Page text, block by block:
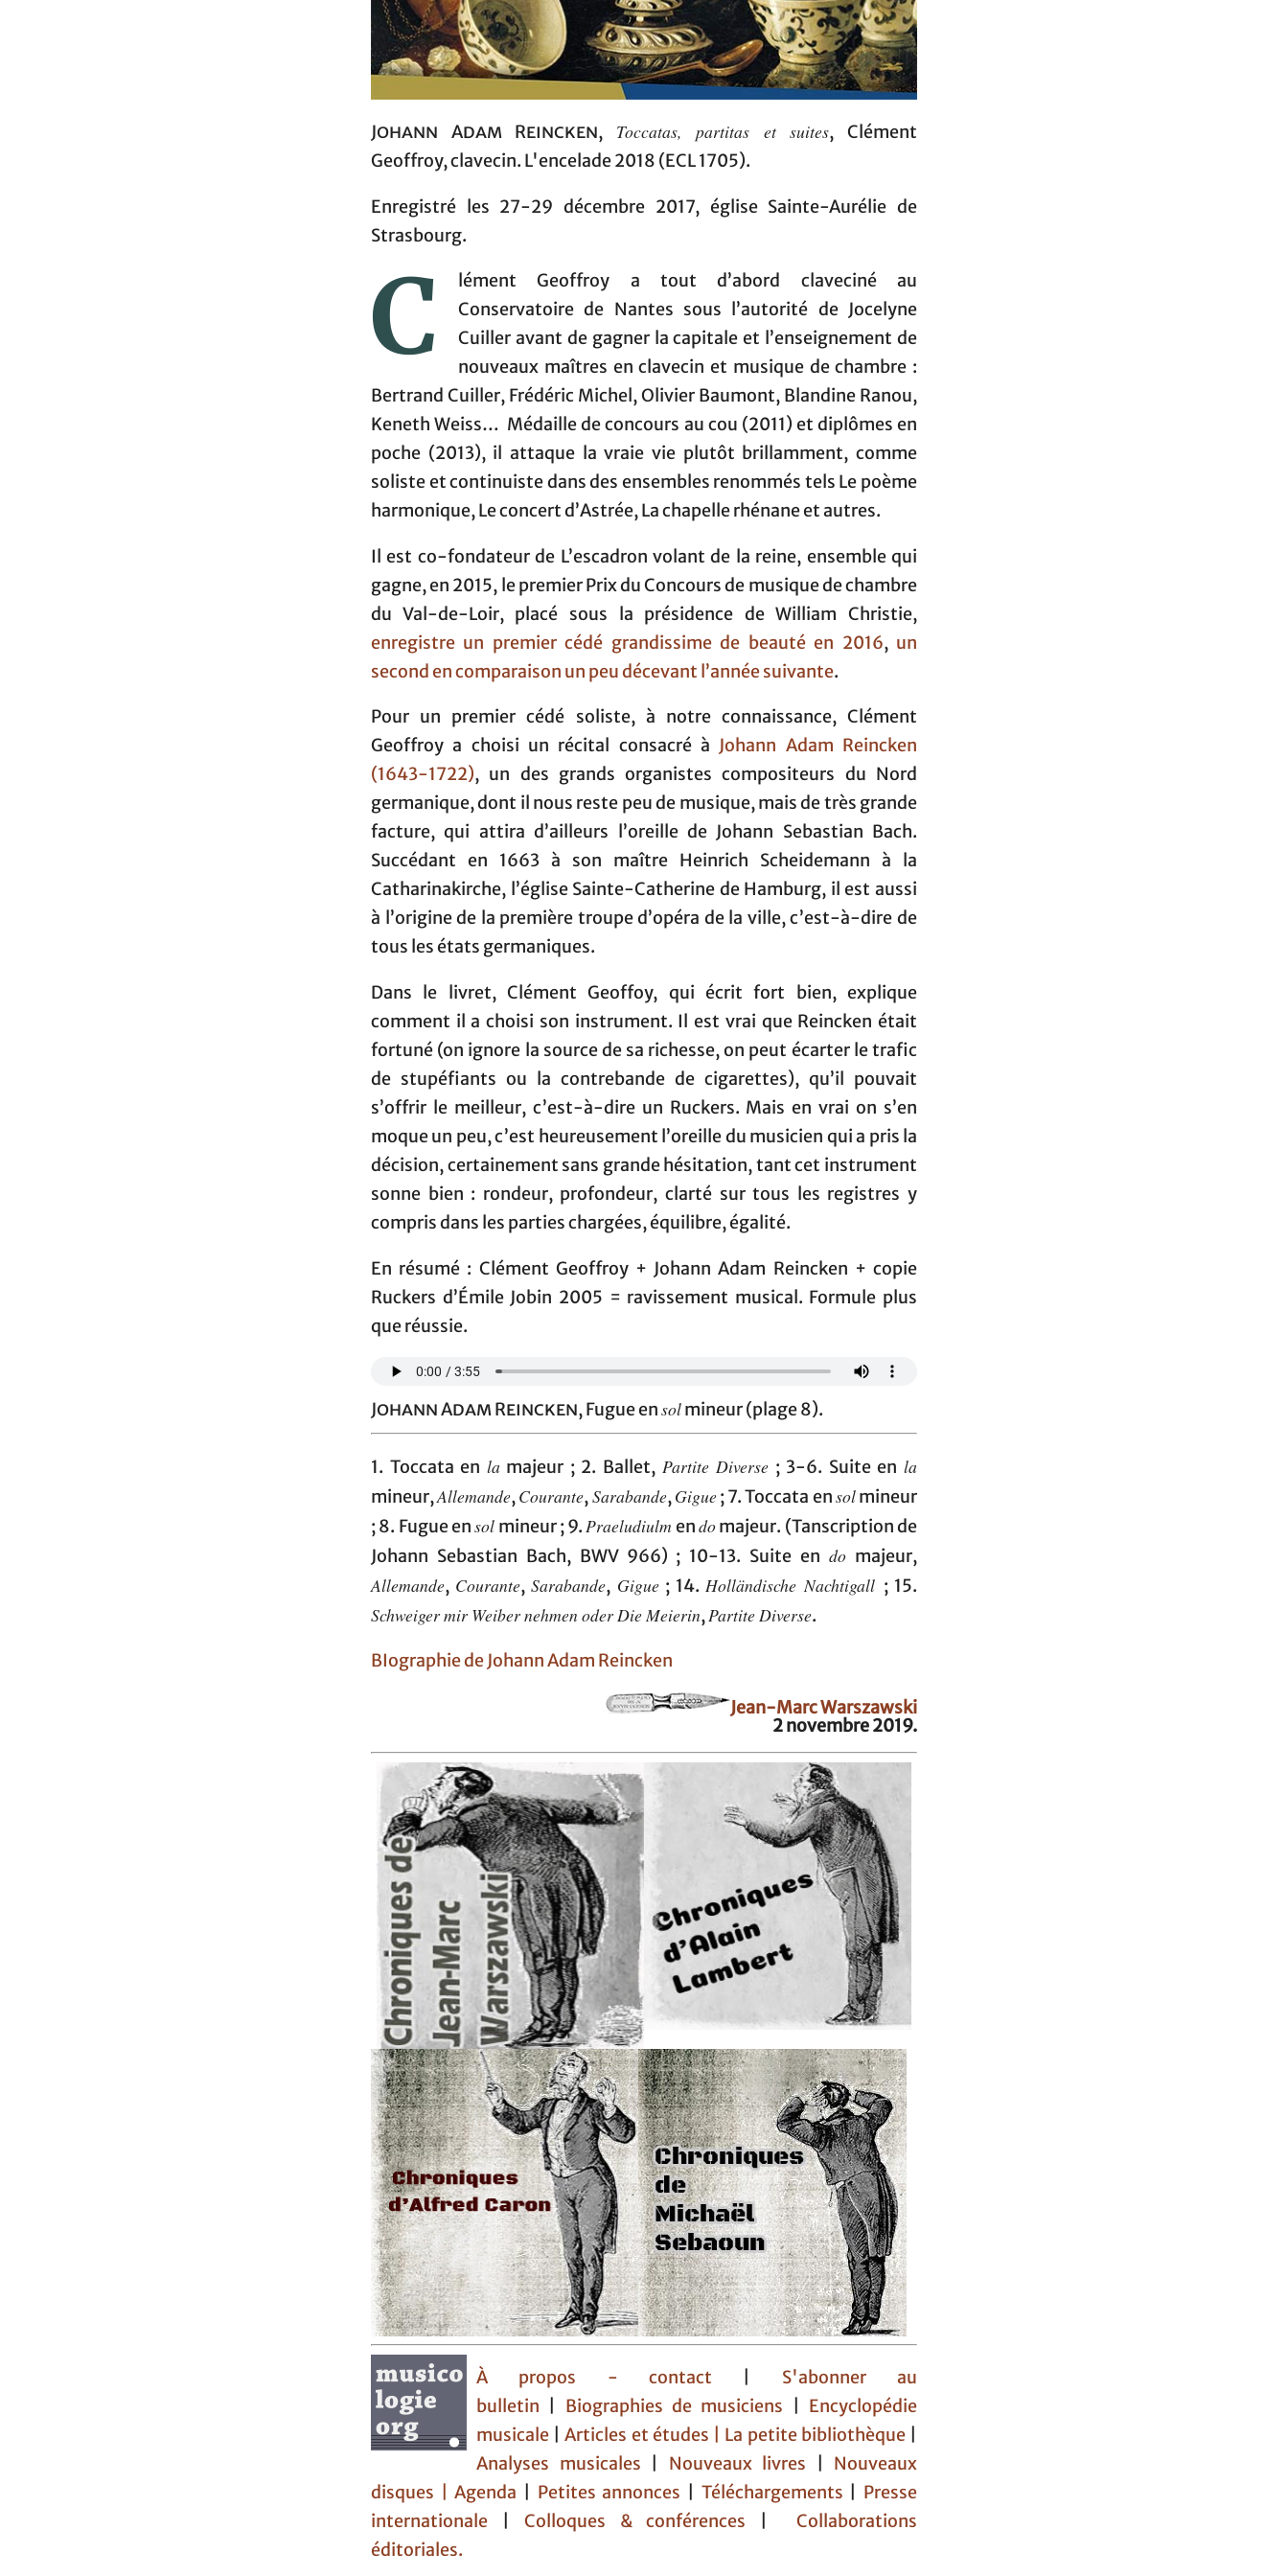
Johann Adam Reincken, Toccatas, partitas et suites, Clément
Geoffroy, clavecin. L'encelade 2018 (ECL 1705).
Enregistré les 27-29 décembre 2017, église Sainte-Aurélie de
Strasbourg.
C
lément Geoffroy a tout d’abord claveciné au
Conservatoire de Nantes sous l’autorité de Jocelyne
Cuiller avant de gagner la capitale et l’enseignement de
nouveaux maîtres en clavecin et musique de chambre :
Bertrand Cuiller, Frédéric Michel, Olivier Baumont, Blandine Ranou,
Keneth Weiss… Médaille de concours au cou (2011) et diplômes en
poche (2013), il attaque la vraie vie plutôt brillamment, comme
soliste et continuiste dans des ensembles renommés tels Le poème
harmonique, Le concert d’Astrée, La chapelle rhénane et autres.
Il est co-fondateur de L’escadron volant de la reine, ensemble qui
gagne, en 2015, le premier Prix du Concours de musique de chambre
du Val-de-Loir, placé sous la présidence de William Christie,
enregistre un premier cédé grandissime de beauté en 2016, un
second en comparaison un peu décevant l’année suivante.
Pour un premier cédé soliste, à notre connaissance, Clément
Geoffroy a choisi un récital consacré à Johann Adam Reincken
(1643-1722), un des grands organistes compositeurs du Nord
germanique, dont il nous reste peu de musique, mais de très grande
facture, qui attira d’ailleurs l’oreille de Johann Sebastian Bach.
Succédant en 1663 à son maître Heinrich Scheidemann à la
Catharinakirche, l’église Sainte-Catherine de Hamburg, il est aussi
à l’origine de la première troupe d’opéra de la ville, c’est-à-dire de
tous les états germaniques.
Dans le livret, Clément Geoffoy, qui écrit fort bien, explique
comment il a choisi son instrument. Il est vrai que Reincken était
fortuné (on ignore la source de sa richesse, on peut écarter le trafic
de stupéfiants ou la contrebande de cigarettes), qu’il pouvait
s’offrir le meilleur, c’est-à-dire un Ruckers. Mais en vrai on s’en
moque un peu, c’est heureusement l’oreille du musicien qui a pris la
décision, certainement sans grande hésitation, tant cet instrument
sonne bien : rondeur, profondeur, clarté sur tous les registres y
compris dans les parties chargées, équilibre, égalité.
En résumé : Clément Geoffroy + Johann Adam Reincken + copie
Ruckers d’Émile Jobin 2005 = ravissement musical. Formule plus
que réussie.
Johann Adam Reincken, Fugue ensolmineur (plage 8).
1. Toccata en la majeur ; 2. Ballet, Partite Diverse ; 3-6. Suite enla
mineur,Allemande,Courante,Sarabande,Gigue; 7. Toccata ensolmineur
; 8. Fugue ensol mineur ; 9.Praeludiulm endomajeur. (Tanscription de
Johann Sebastian Bach, BWV 966) ; 10-13. Suite endo majeur,
Allemande, Courante,Sarabande, Gigue; 14.Holländische Nachtigall ; 15.
Schweiger mir Weiber nehmen oder Die Meierin,Partite Diverse.
BIographie de Johann Adam Reincken
Jean-Marc Warszawski
2 novembre 2019.
À propos - contact
S'abonner au
bulletin
Biographies de musiciens
Encyclopédie
musicale |Articles et études | La petite bibliothèque
Analyses musicales
Nouveaux livres
Nouveaux
disques |Agenda Petites annonces Téléchargements
Presse
internationale
Colloques & conférences
Collaborations
éditoriales.